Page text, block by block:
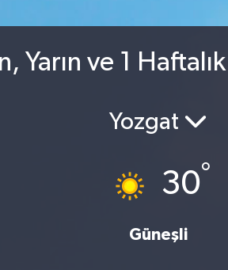
Yarın ve 1
Yozgat
30°
Güneşli